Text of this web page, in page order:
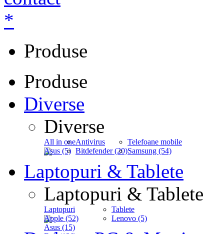
*
Produse
Produse
Diverse
Diverse
All in one
Asus (5)
Antivirus
Bitdefender (20)
Telefoane mobile
Samsung (54)
Laptopuri & Tablete
Laptopuri & Tablete
Laptopuri
Apple (52)
Asus (15)
Tablete
Lenovo (5)